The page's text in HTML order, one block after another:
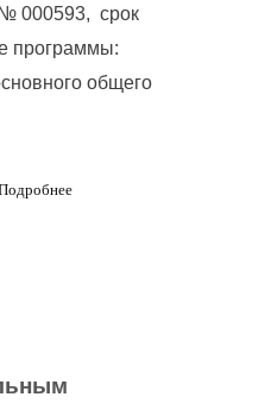
№ 000593, срок
программы:
общего